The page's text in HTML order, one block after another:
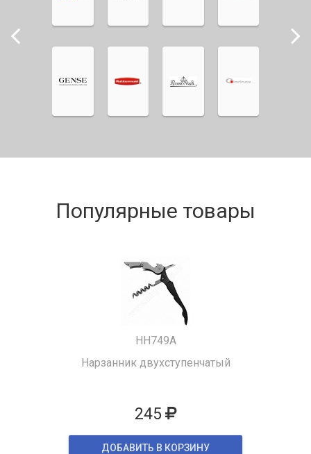
Популярные товары
HH749A
Нарзанник двухступенчатый
245
ДОБАВИТЬ В КОРЗИНУ